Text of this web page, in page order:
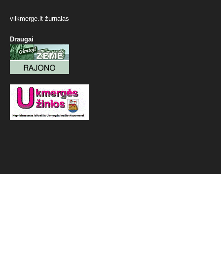
vilkmerge.lt žurnalas
Draugai